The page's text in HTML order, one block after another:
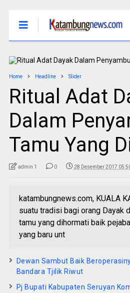
Home Headline Slider
Ritual Adat
Dalam
Tamu Yang
admin 1 0 28 Desember 2017
katambungnews.com, KUALA
suatu tradisi bagi orang Dayak
tamu yang dihormati baik
yang baru unt
Dewan Sambut Baik
Bandara Tjilik Riwut
Pj Bupati Kabupaten Seruyan